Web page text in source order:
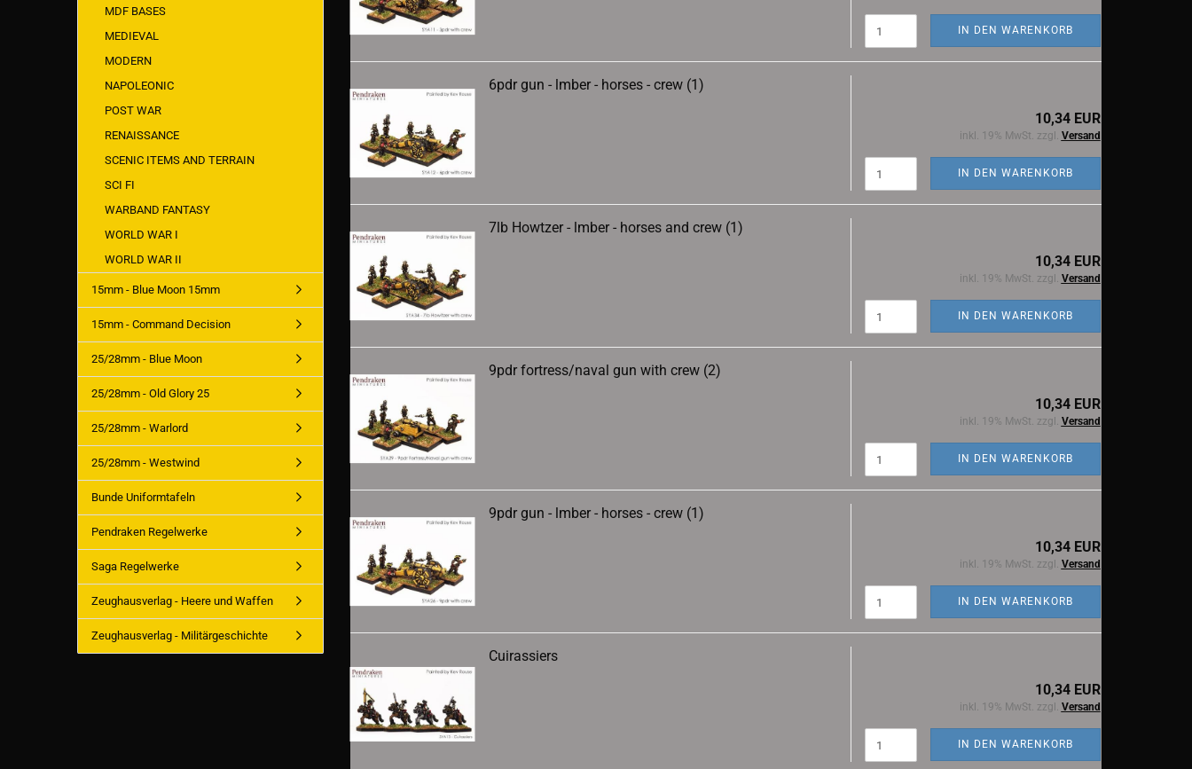
IN DEN WARENKORB
6pdr gun - lmber - horses - crew (1)
10,34 EUR
inkl. 19% MwSt. zzgl. Versand
IN DEN WARENKORB
7lb Howtzer - lmber - horses and crew (1)
10,34 EUR
inkl. 19% MwSt. zzgl. Versand
IN DEN WARENKORB
9pdr fortress/naval gun with crew (2)
10,34 EUR
inkl. 19% MwSt. zzgl. Versand
IN DEN WARENKORB
9pdr gun - lmber - horses - crew (1)
10,34 EUR
inkl. 19% MwSt. zzgl. Versand
IN DEN WARENKORB
Cuirassiers
10,34 EUR
inkl. 19% MwSt. zzgl. Versand
IN DEN WARENKORB
MDF BASES
MEDIEVAL
MODERN
NAPOLEONIC
POST WAR
RENAISSANCE
SCENIC ITEMS AND TERRAIN
SCI FI
WARBAND FANTASY
WORLD WAR I
WORLD WAR II
15mm - Blue Moon 15mm
15mm - Command Decision
25/28mm - Blue Moon
25/28mm - Old Glory 25
25/28mm - Warlord
25/28mm - Westwind
Bunde Uniformtafeln
Pendraken Regelwerke
Saga Regelwerke
Zeughausverlag - Heere und Waffen
Zeughausverlag - Militärgeschichte